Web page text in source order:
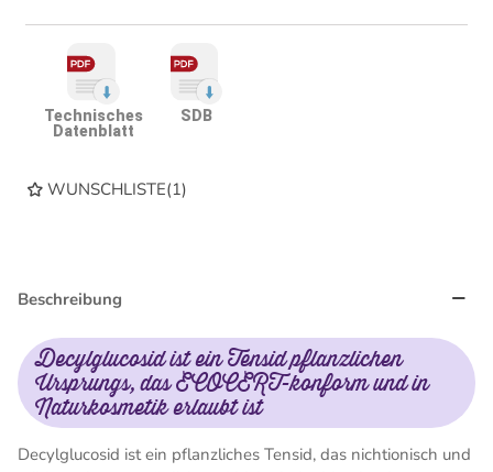
Technisches
Datenblatt
SDB
WUNSCHLISTE(1)
Beschreibung
Decylglucosid ist ein Tensid pflanzlichen
Ursprungs, das ECOCERT-konform und in
Naturkosmetik erlaubt ist
Decylglucosid ist ein pflanzliches Tensid, das nichtionisch und